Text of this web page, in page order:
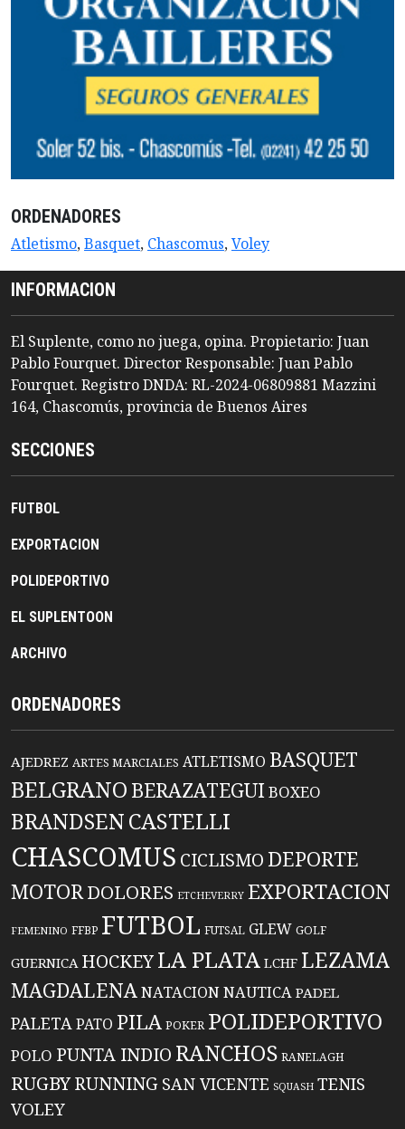
ORDENADORES
Atletismo,Basquet, Chascomus,Voley
INFORMACION
El Suplente, como no juega, opina. Propietario: Juan
Pablo Fourquet. Director Responsable: Juan Pablo
Fourquet. Registro DNDA: RL-2024-06809881 Mazzini
164, Chascomús, provincia de Buenos Aires
SECCIONES
FUTBOL
EXPORTACION
POLIDEPORTIVO
EL SUPLENTOON
ARCHIVO
ORDENADORES
AJEDREZ ARTES MARCIALES ATLETISMO BASQUET
BELGRANO BERAZATEGUIBOXEO
BRANDSENCASTELLI
CHASCOMUS CICLISMO DEPORTE
MOTORDOLORES ETCHEVERRY EXPORTACION
FEMENINO FFBP FUTBOL FUTSAL GLEW GOLF
GUERNICA HOCKEYLA PLATA LCHF LEZAMA
MAGDALENANATACIONNAUTICA PADEL
PALETAPATO PILA POKER POLIDEPORTIVO
POLO PUNTA INDIO RANCHOS RANELAGH
RUGBYRUNNING SAN VICENTE SQUASH TENIS
VOLEY